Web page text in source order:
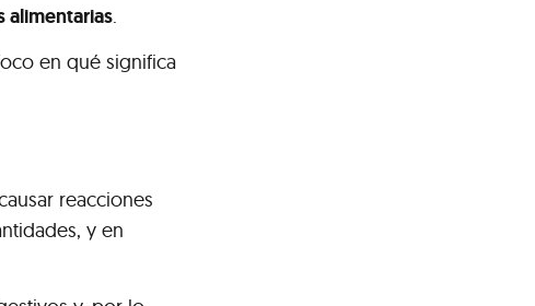
alimentarias.
en qué significa
reacciones
y en